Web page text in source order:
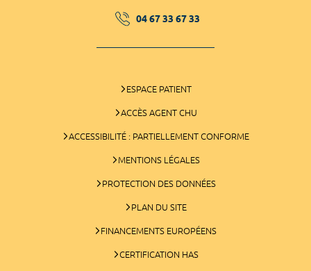
04 67 33 67 33
ESPACE PATIENT
ACCÈS AGENT CHU
ACCESSIBILITÉ : PARTIELLEMENT CONFORME
MENTIONS LÉGALES
PROTECTION DES DONNÉES
PLAN DU SITE
FINANCEMENTS EUROPÉENS
CERTIFICATION HAS